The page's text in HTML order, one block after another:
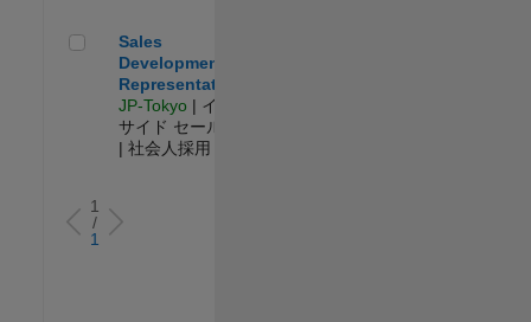
Sales Development Representative
Sales
Development
Representative
JP-Tokyo | イン
サイド セールス
| 社会人採用
1
/
1